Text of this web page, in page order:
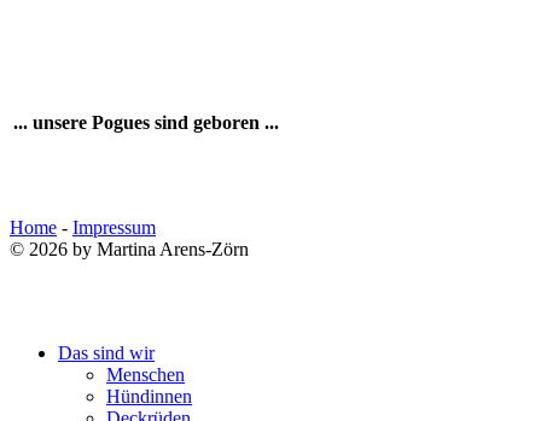
... unsere Pogues sind geboren ...
Home - Impressum
© 2026 by Martina Arens-Zörn
Das sind wir
Menschen
Hündinnen